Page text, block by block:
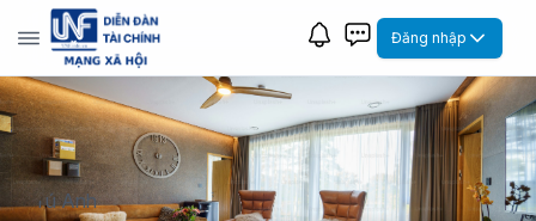
Đăng nhập